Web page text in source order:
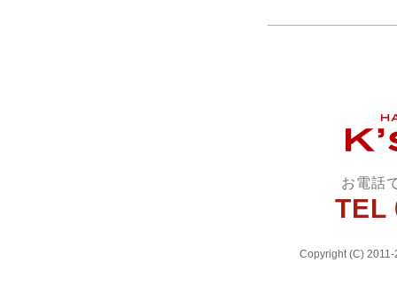
お電話
TEL
Copyright (C)